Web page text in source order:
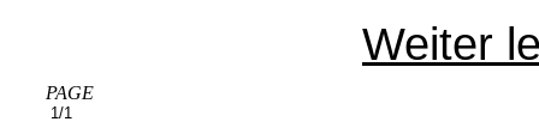
Weiter
PAGE
1/1